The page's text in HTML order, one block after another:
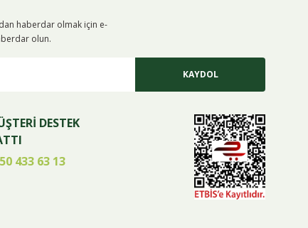
haberdar olmak için e-
olun.
KAYDOL
DESTEK
433 63 13